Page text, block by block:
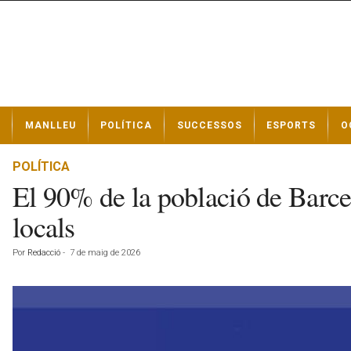
t
MANLLEU POLÍTICA SUCCESSOS ESPORTS
POLÍTICA
El 90% de la població de
locals
Por Redacció - 7 de maig de 2026